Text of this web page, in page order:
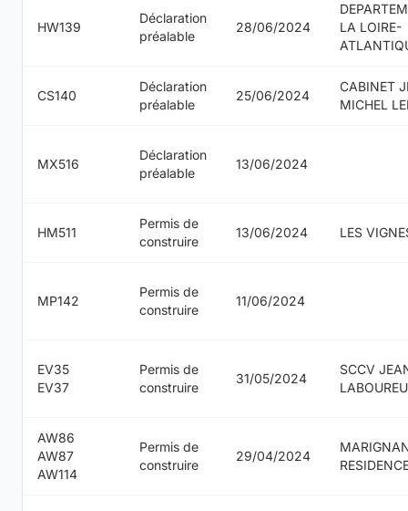
HW139
Déclaration
préalable
28/06/2024
LA LOIRE-
CS140
Déclaration
préalable
25/06/2024
CABINET
MICHEL
MX516
Déclaration
préalable
13/06/2024
HM511
Permis de
construire
13/06/2024 LES
MP142
Permis de
construire
11/06/2024
EV35
EV37
Permis de
construire
31/05/2024
SCCV
AW86
AW87
AW114
Permis de
construire
29/04/2024